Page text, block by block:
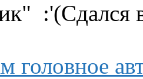
:'(Сдался
головное